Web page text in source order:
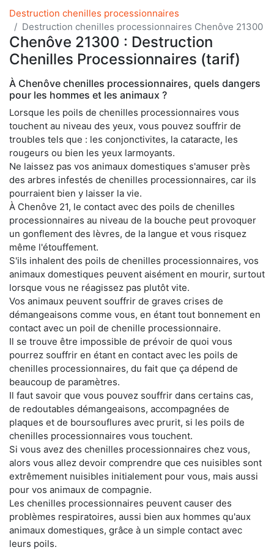
Destruction chenilles processionnaires
Destruction chenilles processionnaires Chenôve 21300
Chenôve 21300 : Destruction
Chenilles Processionnaires (tarif)
À Chenôve chenilles processionnaires, quels dangers
pour les hommes et les animaux ?
Lorsque les poils de chenilles processionnaires vous
touchent au niveau des yeux, vous pouvez souffrir de
troubles tels que : les conjonctivites, la cataracte, les
rougeurs ou bien les yeux larmoyants.
Ne laissez pas vos animaux domestiques s'amuser près
des arbres infestés de chenilles processionnaires, car ils
pourraient bien y laisser la vie.
À Chenôve 21, le contact avec des poils de chenilles
processionnaires au niveau de la bouche peut provoquer
un gonflement des lèvres, de la langue et vous risquez
même l'étouffement.
S'ils inhalent des poils de chenilles processionnaires, vos
animaux domestiques peuvent aisément en mourir, surtout
lorsque vous ne réagissez pas plutôt vite.
Vos animaux peuvent souffrir de graves crises de
démangeaisons comme vous, en étant tout bonnement en
contact avec un poil de chenille processionnaire.
Il se trouve être impossible de prévoir de quoi vous
pourrez souffrir en étant en contact avec les poils de
chenilles processionnaires, du fait que ça dépend de
beaucoup de paramètres.
Il faut savoir que vous pouvez souffrir dans certains cas,
de redoutables démangeaisons, accompagnées de
plaques et de boursouflures avec prurit, si les poils de
chenilles processionnaires vous touchent.
Si vous avez des chenilles processionnaires chez vous,
alors vous allez devoir comprendre que ces nuisibles sont
extrêmement nuisibles initialement pour vous, mais aussi
pour vos animaux de compagnie.
Les chenilles processionnaires peuvent causer des
problèmes respiratoires, aussi bien aux hommes qu'aux
animaux domestiques, grâce à un simple contact avec
leurs poils.